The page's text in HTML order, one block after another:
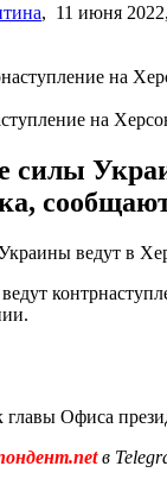
, 11 июня
на
ведут в
Офиса
в